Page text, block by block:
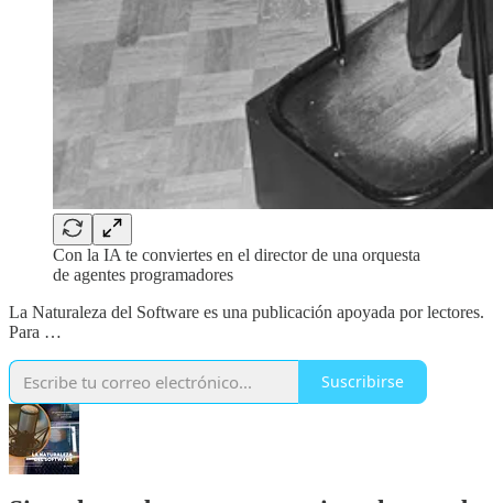
Con la IA te conviertes en el director de una orquesta
de agentes programadores
La Naturaleza del Software es una publicación apoyada por lectores.
Para …
Suscribirse